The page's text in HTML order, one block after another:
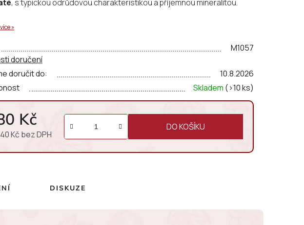
, s typickou odrůdovou charakteristikou a příjemnou mineralitou.
»
Skladem (>10 ks)
doručit do: 10.8.2026
doručení
M1057
Kč
Kč bez DPH
cena:
DO KOŠÍKU
DISKUZE